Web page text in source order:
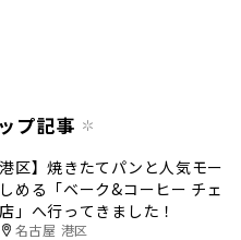
プ記事
港区】焼きたてパンと人気モー
める「ベーク&コーヒー チェ
」へ行ってきました！
名古屋 港区